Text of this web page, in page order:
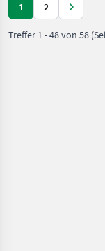
1 2
Treffer 1-48von 58